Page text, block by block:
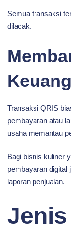
Semua transaksi
dilacak.
Transaksi QRIS
pembayaran atau
usaha memantau
Bagi bisnis kuliner
pembayaran digital
laporan penjualan.
Jenis